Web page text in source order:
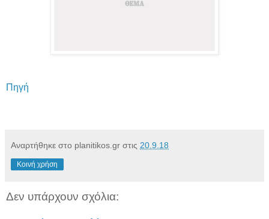
Πηγή
Αναρτήθηκε στο planitikos.gr στις 20.9.18
Κοινή χρήση
Δεν υπάρχουν σχόλια: